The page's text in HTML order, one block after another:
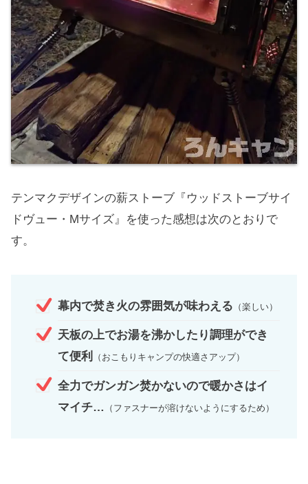
テンマクデザインの薪ストーブ『ウッドストーブサイ
ドヴュー・Mサイズ』を使った感想は次のとおりで
す。
幕内で焚き火の雰囲気が味わえる （楽しい）
天板の上でお湯を沸かしたり調理ができ
て便利
（おこもりキャンプの快適さアップ）
全力でガンガン焚かないので暖かさはイ
マイチ…
（ファスナーが溶けないようにするため）